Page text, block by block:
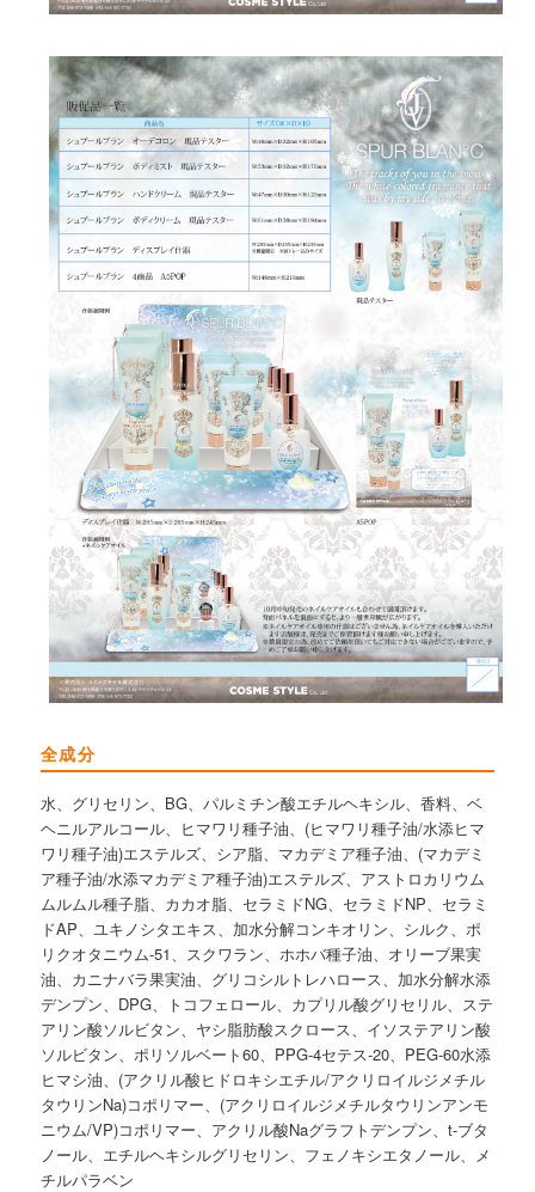
全成分
水、グリセリン、BG、パルミチン酸エチルヘキシル、香料、ベ
ヘニルアルコール、ヒマワリ種子油、(ヒマワリ種子油/水添ヒマ
ワリ種子油)エステルズ、シア脂、マカデミア種子油、(マカデミ
ア種子油/水添マカデミア種子油)エステルズ、アストロカリウム
ムルムル種子脂、カカオ脂、セラミドNG、セラミドNP、セラミ
ドAP、ユキノシタエキス、加水分解コンキオリン、シルク、ポ
リクオタニウム-51、スクワラン、ホホバ種子油、オリーブ果実
油、カニナバラ果実油、グリコシルトレハロース、加水分解水添
デンプン、DPG、トコフェロール、カプリル酸グリセリル、ステ
アリン酸ソルビタン、ヤシ脂肪酸スクロース、イソステアリン酸
ソルビタン、ポリソルベート60、PPG-4セテス-20、PEG-60水添
ヒマシ油、(アクリル酸ヒドロキシエチル/アクリロイルジメチル
タウリンNa)コポリマー、(アクリロイルジメチルタウリンアンモ
ニウム/VP)コポリマー、アクリル酸Naグラフトデンプン、t-ブタ
ノール、エチルヘキシルグリセリン、フェノキシエタノール、メ
チルパラベン